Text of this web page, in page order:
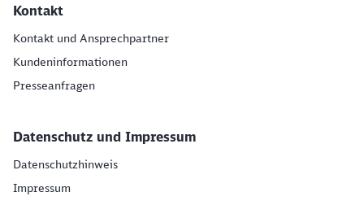
Kontakt
Kontakt und Ansprechpartner
Kundeninformationen
Presseanfragen
Datenschutz und Impressum
Datenschutzhinweis
Impressum